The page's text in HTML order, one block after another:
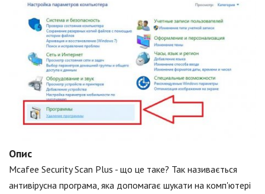
Опис
Mcafee Security Scan Plus - що це таке? Так називається
антивірусна програма, яка допомагає шукати на комп'ютері